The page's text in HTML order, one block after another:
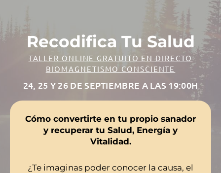
Recodifica Tu Salud
TALLER ONLINE GRATUITO EN DIRECTO
BIOMAGNETISMO CONSCIENTE
24, 25 Y 26 DE SEPTIEMBRE A LAS 19:00H
Cómo convertirte en tu propio sanador
y recuperar tu Salud, Energía y
Vitalidad.
¿Te imaginas poder conocer la causa, el